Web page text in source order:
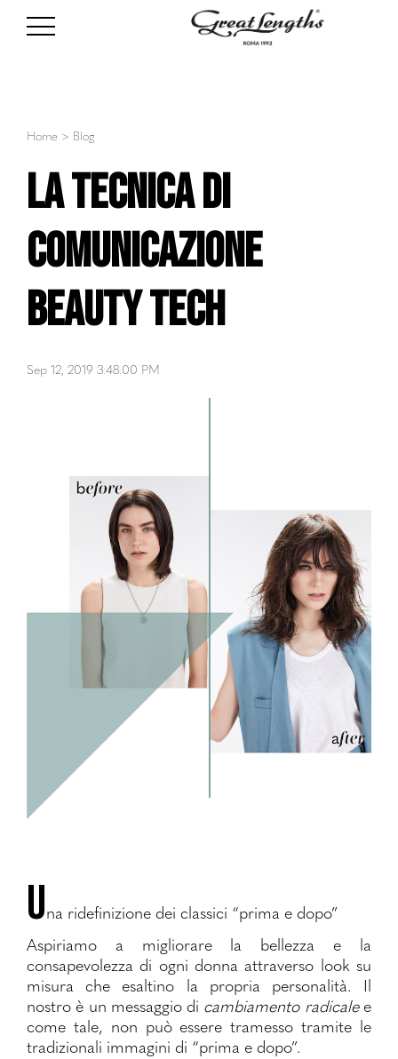
Home > Blog
La tecnica di
comunicazione
Beauty Tech
Sep 12, 2019 3:48:00 PM
Una ridefinizione dei classici “prima e dopo”
Aspiriamo a migliorare la bellezza e la
consapevolezza di ogni donna attraverso look su
misura che esaltino la propria personalità. Il
nostro è un messaggio di cambiamento radicalee
come tale, non può essere tramesso tramite le
tradizionali immagini di “prima e dopo”.